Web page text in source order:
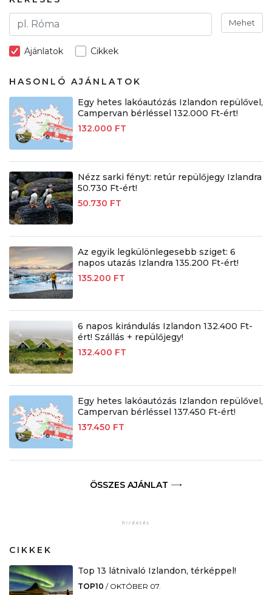
Mehet
Ajánlatok Cikkek
HASONLÓ AJÁNLATOK
Egy hetes lakóautózás Izlandon repülővel,
Campervan bérléssel 132.000 Ft-ért!
132.000 FT
Nézz sarki fényt: retúr repülőjegy Izlandra
50.730 Ft-ért!
50.730 FT
Az egyik legkülönlegesebb sziget: 6
napos utazás Izlandra 135.200 Ft-ért!
135.200 FT
6 napos kirándulás Izlandon 132.400 Ft-
ért! Szállás + repülőjegy!
132.400 FT
Egy hetes lakóautózás Izlandon repülővel,
Campervan bérléssel 137.450 Ft-ért!
137.450 FT
ÖSSZES AJÁNLAT
CIKKEK
Top 13 látnivaló Izlandon, térképpel!
TOP10 / OKTÓBER 07.